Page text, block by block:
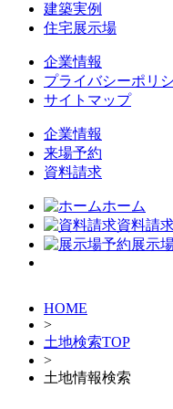
建築実例
住宅展示場
企業情報
プライバシーポリ
サイトマップ
企業情報
来場予約
資料請求
ホーム
資料請
展示
HOME
>
土地検索TOP
>
土地情報検索